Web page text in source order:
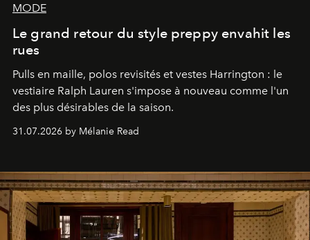
MODE
Le grand retour du style preppy envahit les
rues
Pulls en maille, polos revisités et vestes Harrington : le
vestiaire Ralph Lauren s'impose à nouveau comme l'un
des plus désirables de la saison.
31.07.2026 by Mélanie Read